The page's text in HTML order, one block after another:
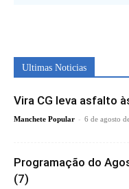
Ultimas Noticias
Vira CG leva asfalto
Manchete Popular - 6 de agosto
Programação do
(7)